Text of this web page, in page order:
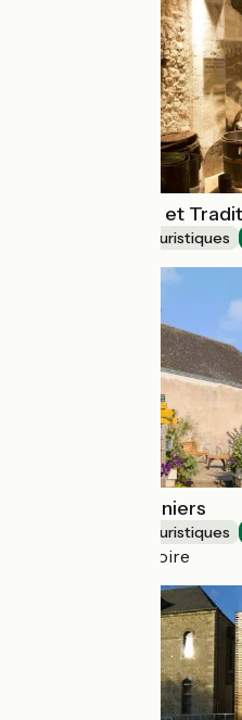
Musée des Arts et
Musées et sites touristiques
Musée des Mariniers
Musées et sites touristiques
Chouzé-sur-Loire